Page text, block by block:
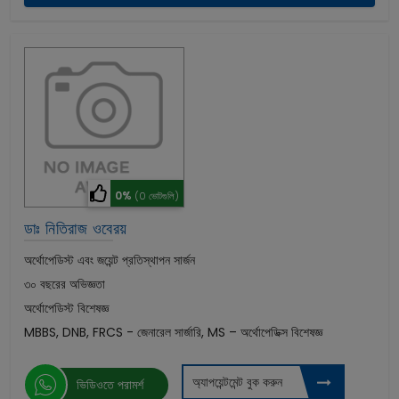
0% (0 ভোটগুলি)
ডাঃ নিতিরাজ ওবেরয়
অর্থোপেডিস্ট এবং জয়েন্ট প্রতিস্থাপন সার্জন
৩০ বছরের অভিজ্ঞতা
অর্থোপেডিস্ট বিশেষজ্ঞ
MBBS, DNB, FRCS - জেনারেল সার্জারি, MS – অর্থোপেডিক্স বিশেষজ্ঞ
ভিডিওতে পরামর্শ অ্যাপয়েন্টমেন্ট বুক করুন